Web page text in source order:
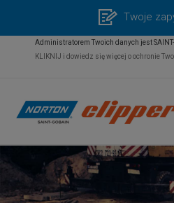
Twoje
Administratorem Twoich danych jest
KLIKNIJ i dowiedz się więcej o ochronie